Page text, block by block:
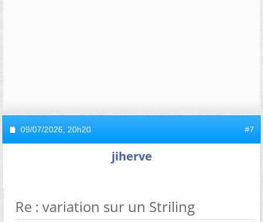
09/07/2026, 20h20 #7
jiherve
Re : variation sur un Striling